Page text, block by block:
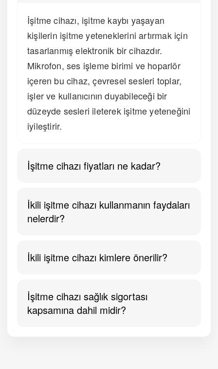
İşitme cihazı, işitme kaybı yaşayan
kişilerin işitme yeteneklerini artırmak için
tasarlanmış elektronik bir cihazdır.
Mikrofon, ses işleme birimi ve hoparlör
içeren bu cihaz, çevresel sesleri toplar,
işler ve kullanıcının duyabileceği bir
düzeyde sesleri ileterek işitme yeteneğini
iyileştirir.
İşitme cihazı fiyatları ne kadar?
İkili işitme cihazı kullanmanın faydaları
nelerdir?
İkili işitme cihazı kimlere önerilir?
İşitme cihazı sağlık sigortası
kapsamına dahil midir?